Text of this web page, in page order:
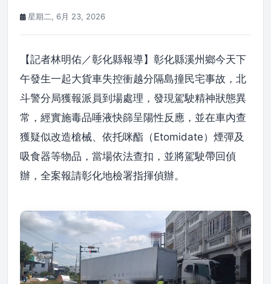
星期二, 6月 23, 2026
【記者林明佑／彰化縣報導】彰化縣溪州鄉今天下
午發生一起大貨車失控衝越分隔島撞民宅事故，北
斗警分局獲報派員到場處理，發現駕駛精神狀態異
常，經實施毒品唾液快篩呈陽性反應，並在車內查
獲疑似改造槍械、依托咪酯（Etomidate）煙彈及
吸食器等物品，當場依法查扣，並將駕駛帶回偵
辦，全案報請彰化地檢署指揮偵辦。